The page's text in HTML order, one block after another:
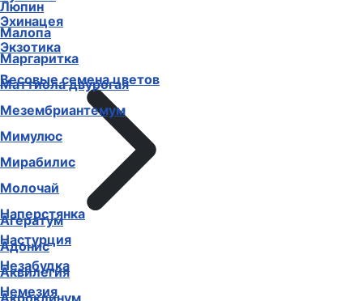
Эхинацея
Экзотика
Весовые семена цветов
Агератум
Адонис
Аквилегия
Акроклинум
Люпин
Малопа
Маргаритка
Маттиола двурогая
Мезембриантемум
Мимулюс
Мирабилис
Молочай
Наперстянка
Настурция
Незабудка
Немезия